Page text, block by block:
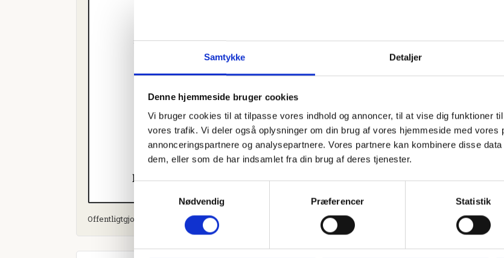
Samtykke Detaljer
Denne hjemmeside bruger cookies
Vi bruger cookies til at tilpasse vores indhold og annoncer, til at vise dig funktioner
vores trafik. Vi deler også oplysninger om din brug af vores hjemmeside med vores
annonceringspartnere og analysepartnere. Vores partnere kan kombinere disse
dem, eller som de har indsamlet fra din brug af deres tjenester.
Nødvendig
Præferencer Statistik
Offentligtgjort i Jydske Vestkysten d. 14. januar 2024